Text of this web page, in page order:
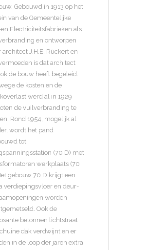
Gebouwd in 1913 op het
van de Gemeentelijke
en Electriciteitsfabrieken als
en ontworpen
architect J.H.E. Rückert en
is dat architect
de bouw heeft begeleid.
de kosten en de
werd al in 1929
de vuilverbranding te
Rond 1954, mogelijk al
wordt het pand
tot
(70 D) met
werkplaats (70
gebouw 70 D krijgt een
verdiepingsvloer en deur-
worden
Ook de
betonnen lichtstraat
dak verdwijnt en er
in de loop der jaren extra